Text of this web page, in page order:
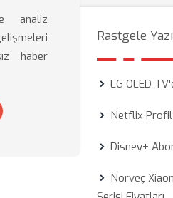
analiz
haber
Rastgele
LG OLED
Netflix Profil
Disney+
Norveç